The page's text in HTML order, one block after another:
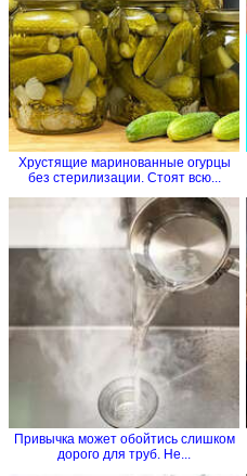
Хрустящие маринованные огурцы
без стерилизации. Стоят всю...
Привычка может обойтись слишком
дорого для труб. Не...